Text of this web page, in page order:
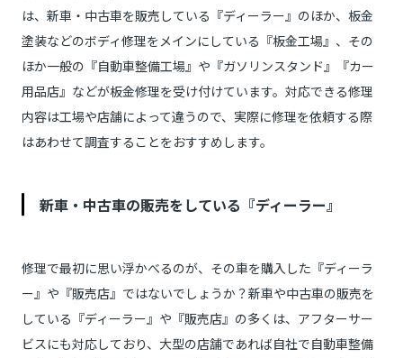
は、新車・中古車を販売している『ディーラー』のほか、板金
塗装などのボディ修理をメインにしている『板金工場』、その
ほか一般の『自動車整備工場』や『ガソリンスタンド』『カー
用品店』などが板金修理を受け付けています。対応できる修理
内容は工場や店舗によって違うので、実際に修理を依頼する際
はあわせて調査することをおすすめします。
新車・中古車の販売をしている『ディーラー』
修理で最初に思い浮かべるのが、その車を購入した『ディーラ
ー』や『販売店』ではないでしょうか？新車や中古車の販売を
している『ディーラー』や『販売店』の多くは、アフターサー
ビスにも対応しており、大型の店舗であれば自社で自動車整備